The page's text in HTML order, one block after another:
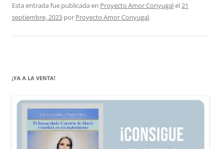
Esta entrada fue publicada en Proyecto Amor Conyugalel21
septiembre, 2023 por Proyecto Amor Conyugal.
¡YA A LA VENTA!